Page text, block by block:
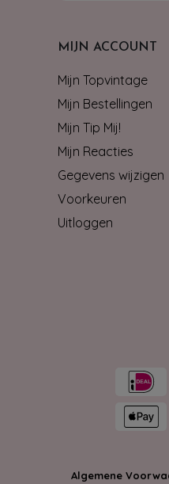
MIJN ACCOUNT
Mijn Topvintage
Mijn Bestellingen
Mijn Tip Mij!
Mijn Reacties
Gegevens wijzigen
Voorkeuren
Uitloggen
Algemene